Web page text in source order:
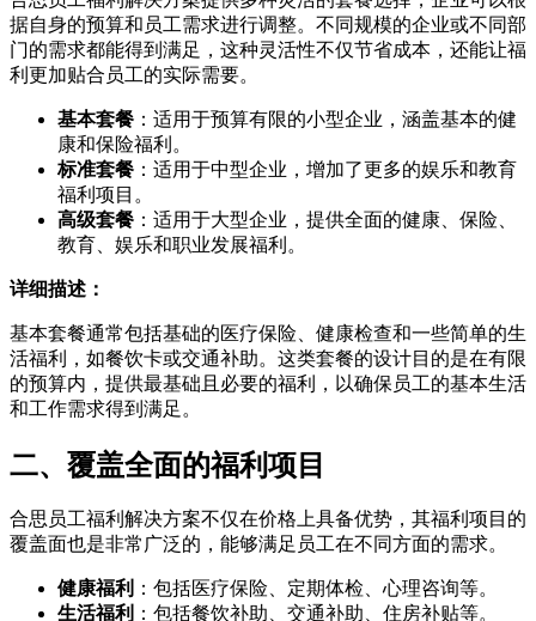
据自身的预算和员工需求进行调整。不同规模的企业或不同部
门的需求都能得到满足，这种灵活性不仅节省成本，还能让福
利更加贴合员工的实际需要。
基本套餐 ：适用于预算有限的小型企业，涵盖基本的健
康和保险福利。
标准套餐 ：适用于中型企业，增加了更多的娱乐和教育
福利项目。
高级套餐 ：适用于大型企业，提供全面的健康、保险、
教育、娱乐和职业发展福利。
详细描述：
基本套餐通常包括基础的医疗保险、健康检查和一些简单的生
活福利，如餐饮卡或交通补助。这类套餐的设计目的是在有限
的预算内，提供最基础且必要的福利，以确保员工的基本生活
和工作需求得到满足。
二、覆盖全面的福利项目
合思员工福利解决方案不仅在价格上具备优势，其福利项目的
覆盖面也是非常广泛的，能够满足员工在不同方面的需求。
健康福利 ：包括医疗保险、定期体检、心理咨询等。
生活福利 ：包括餐饮补助、交通补助、住房补贴等。